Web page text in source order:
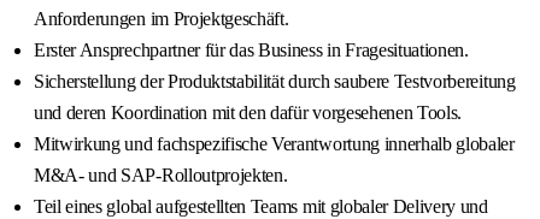
Anforderungen im Projektgeschäft.
Erster Ansprechpartner für das Business in Fragesituationen.
Sicherstellung der Produktstabilität durch saubere Testvorbereitung
und deren Koordination mit den dafür vorgesehenen Tools.
Mitwirkung und fachspezifische Verantwortung innerhalb globaler
M&A- und SAP-Rolloutprojekten.
Teil eines global aufgestellten Teams mit globaler Delivery und